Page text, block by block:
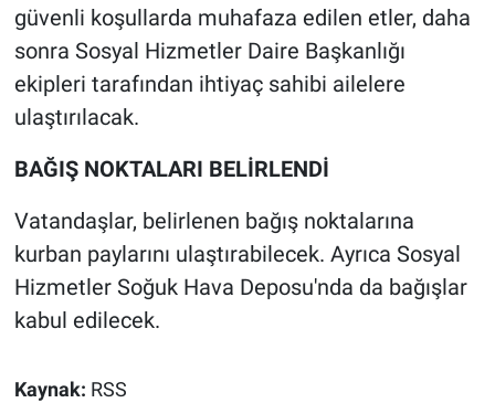
güvenli koşullarda muhafaza edilen etler, daha
sonra Sosyal Hizmetler Daire Başkanlığı
ekipleri tarafından ihtiyaç sahibi ailelere
ulaştırılacak.
BAĞIŞ NOKTALARI BELİRLENDİ
Vatandaşlar, belirlenen bağış noktalarına
kurban paylarını ulaştırabilecek. Ayrıca Sosyal
Hizmetler Soğuk Hava Deposu'nda da bağışlar
kabul edilecek.
Kaynak: RSS